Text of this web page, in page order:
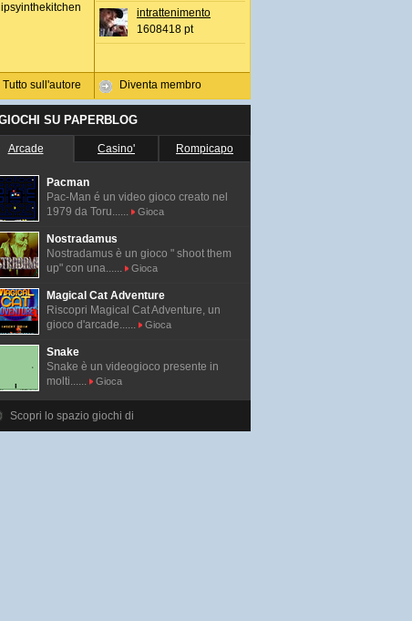
Tutto sull'autore
intrattenimento
1608418 pt
Diventa membro
GIOCHI SU PAPERBLOG
Arcade Casino' Rompicapo
Pacman
Pac-Man é un video gioco creato nel
1979 da Toru......
Gioca
Nostradamus
Nostradamus è un gioco " shoot them
up" con una......
Gioca
Magical Cat Adventure
Riscopri Magical Cat Adventure, un
gioco d'arcade......
Gioca
Snake
Snake è un videogioco presente in
molti......
Gioca
Scopri lo spazio giochi di